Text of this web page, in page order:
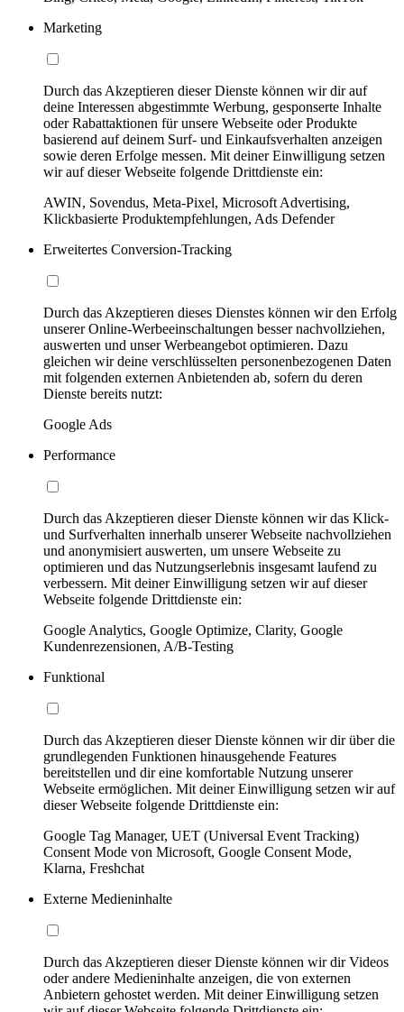
Marketing
Durch das Akzeptieren dieser Dienste können wir dir auf
deine Interessen abgestimmte Werbung, gesponserte Inhalte
oder Rabattaktionen für unsere Webseite oder Produkte
basierend auf deinem Surf- und Einkaufsverhalten anzeigen
sowie deren Erfolge messen. Mit deiner Einwilligung setzen
wir auf dieser Webseite folgende Drittdienste ein:
AWIN, Sovendus, Meta-Pixel, Microsoft Advertising,
Klickbasierte Produktempfehlungen, Ads Defender
Erweitertes Conversion-Tracking
Durch das Akzeptieren dieses Dienstes können wir den Erfolg
unserer Online-Werbeeinschaltungen besser nachvollziehen,
auswerten und unser Werbeangebot optimieren. Dazu
gleichen wir deine verschlüsselten personenbezogenen Daten
mit folgenden externen Anbietenden ab, sofern du deren
Dienste bereits nutzt:
Google Ads
Performance
Durch das Akzeptieren dieser Dienste können wir das Klick-
und Surfverhalten innerhalb unserer Webseite nachvollziehen
und anonymisiert auswerten, um unsere Webseite zu
optimieren und das Nutzungserlebnis insgesamt laufend zu
verbessern. Mit deiner Einwilligung setzen wir auf dieser
Webseite folgende Drittdienste ein:
Google Analytics, Google Optimize, Clarity, Google
Kundenrezensionen, A/B-Testing
Funktional
Durch das Akzeptieren dieser Dienste können wir dir über die
grundlegenden Funktionen hinausgehende Features
bereitstellen und dir eine komfortable Nutzung unserer
Webseite ermöglichen. Mit deiner Einwilligung setzen wir auf
dieser Webseite folgende Drittdienste ein:
Google Tag Manager, UET (Universal Event Tracking)
Consent Mode von Microsoft, Google Consent Mode,
Klarna, Freshchat
Externe Medieninhalte
Durch das Akzeptieren dieser Dienste können wir dir Videos
oder andere Medieninhalte anzeigen, die von externen
Anbietern gehostet werden. Mit deiner Einwilligung setzen